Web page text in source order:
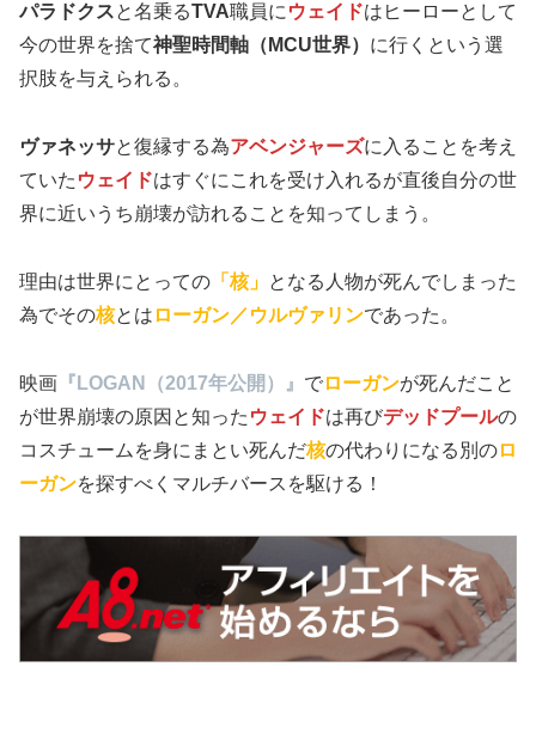
パラドクスと名乗るTVA職員に ウェイドはヒーローとして
今の世界を捨て神聖時間軸（MCU世界） に行くという選
択肢を与えられる。
ヴァネッサと復縁する為アベンジャーズに入ることを考え
ていた ウェイドはすぐにこれを受け入れるが直後自分の世
界に近いうち崩壊が訪れることを知ってしまう。
理由は世界にとっての 「核」 となる人物が死んでしまった
為でその核とは ローガン／ウルヴァリンであった。
映画 『LOGAN（2017年公開）』 でローガンが死んだこと
が世界崩壊の原因と知った ウェイドは再びデッドプールの
コスチュームを身にまとい死んだ核の代わりになる別のロ
ーガンを探すべくマルチバースを駆ける！